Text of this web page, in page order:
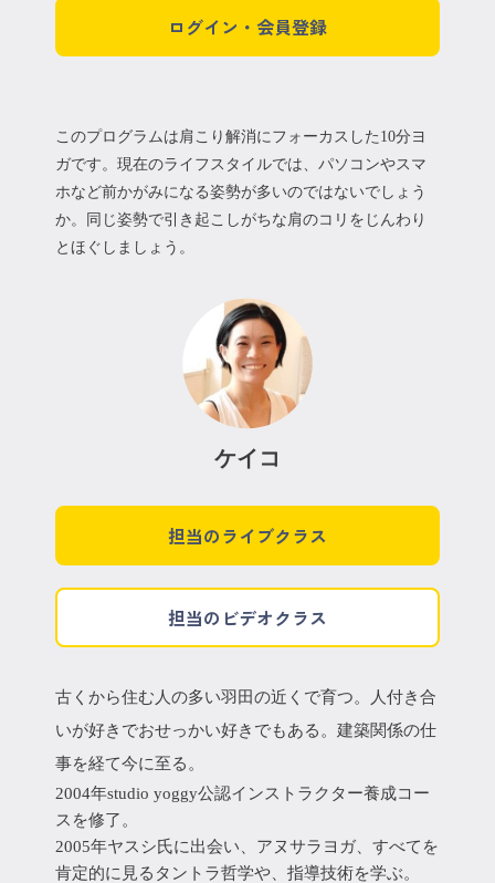
ログイン・会員登録
このプログラムは肩こり解消にフォーカスした10分ヨ
ガです。現在のライフスタイルでは、パソコンやスマ
ホなど前かがみになる姿勢が多いのではないでしょう
か。同じ姿勢で引き起こしがちな肩のコリをじんわり
とほぐしましょう。
ケイコ
担当のライブクラス
担当のビデオクラス
古くから住む人の多い羽田の近くで育つ。人付き合
いが好きでおせっかい好きでもある。建築関係の仕
事を経て今に至る。
2004年studio yoggy公認インストラクター養成コー
スを修了。
2005年ヤスシ氏に出会い、アヌサラヨガ、すべてを
肯定的に見るタントラ哲学や、指導技術を学ぶ。